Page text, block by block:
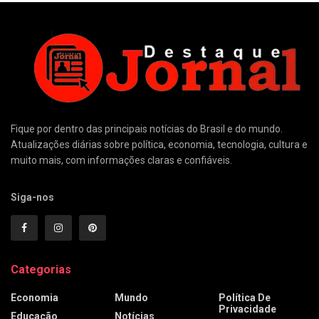
Fique por dentro das principais notícias do Brasil e do mundo.
Atualizações diárias sobre política, economia, tecnologia, cultura e
muito mais, com informações claras e confiáveis.
Siga-nos
Categorias
Economia
Educação
Mundo
Notícias
Política De
Privacidade